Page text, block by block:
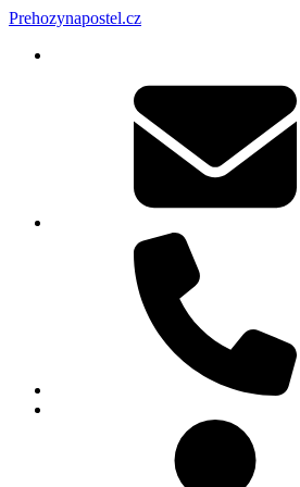
Prehozynapostel.cz